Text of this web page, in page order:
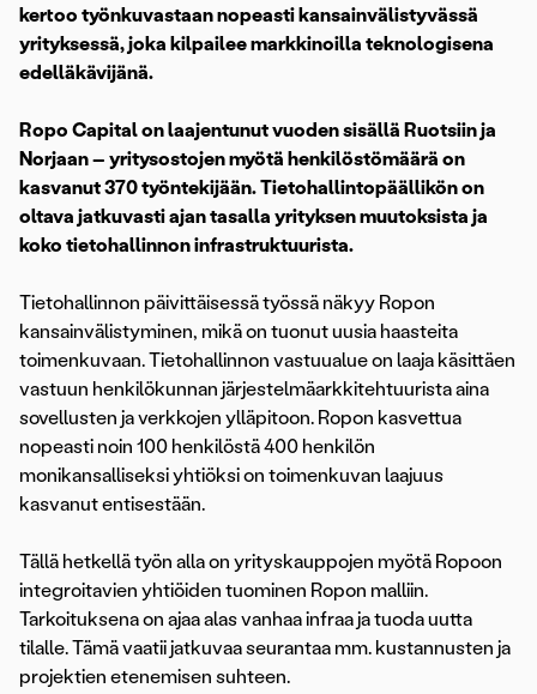
kertoo työnkuvastaan nopeasti kansainvälistyvässä
yrityksessä, joka kilpailee markkinoilla teknologisena
edelläkävijänä.
Ropo Capital on laajentunut vuoden sisällä Ruotsiin ja
Norjaan – yritysostojen myötä henkilöstömäärä on
kasvanut 370 työntekijään. Tietohallintopäällikön on
oltava jatkuvasti ajan tasalla yrityksen muutoksista ja
koko tietohallinnon infrastruktuurista.
Tietohallinnon päivittäisessä työssä näkyy Ropon
kansainvälistyminen, mikä on tuonut uusia haasteita
toimenkuvaan. Tietohallinnon vastuualue on laaja käsittäen
vastuun henkilökunnan järjestelmäarkkitehtuurista aina
sovellusten ja verkkojen ylläpitoon. Ropon kasvettua
nopeasti noin 100 henkilöstä 400 henkilön
monikansalliseksi yhtiöksi on toimenkuvan laajuus
kasvanut entisestään.
Tällä hetkellä työn alla on yrityskauppojen myötä Ropoon
integroitavien yhtiöiden tuominen Ropon malliin.
Tarkoituksena on ajaa alas vanhaa infraa ja tuoda uutta
tilalle. Tämä vaatii jatkuvaa seurantaa mm. kustannusten ja
projektien etenemisen suhteen.